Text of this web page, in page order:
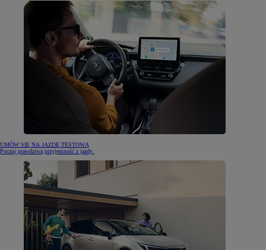
UMÓW SIĘ NA JAZDĘ TESTOWĄ
Poczuj prawdziwą przyjemność z jazdy